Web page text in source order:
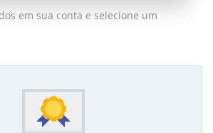
em sua conta e selecione um